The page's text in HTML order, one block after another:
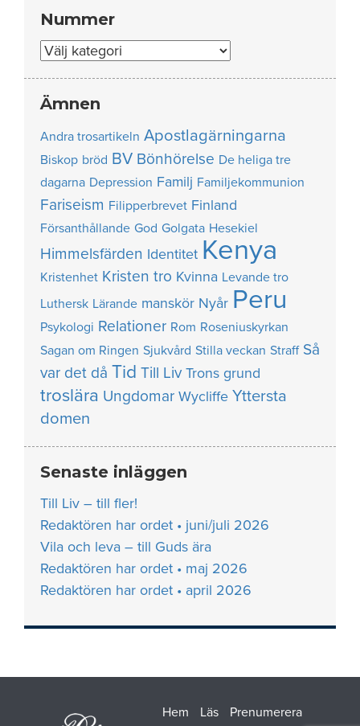
Nummer
Nummer
Ämnen
Andra trosartikeln Apostlagärningarna
Biskop bröd BV Bönhörelse De heliga tre
dagarna Depression Familj Familjekommunion
Fariseism Filipperbrevet Finland
Försanthållande God Golgata Hesekiel
Himmelsfärden Identitet Kenya
Kristenhet Kristen tro Kvinna Levande tro
Luthersk Lärande manskör Nyår Peru
Psykologi Relationer Rom Roseniuskyrkan
Sagan om Ringen Sjukvård Stilla veckan Straff Så
var det då Tid Till Liv Trons grund
troslära Ungdomar Wycliffe Yttersta
domen
Senaste inläggen
Till Liv – till fler!
Redaktören har ordet • juni/juli 2026
Vila och leva – till Guds ära
Redaktören har ordet • maj 2026
Redaktören har ordet • april 2026
Hem Läs
Prenumerera